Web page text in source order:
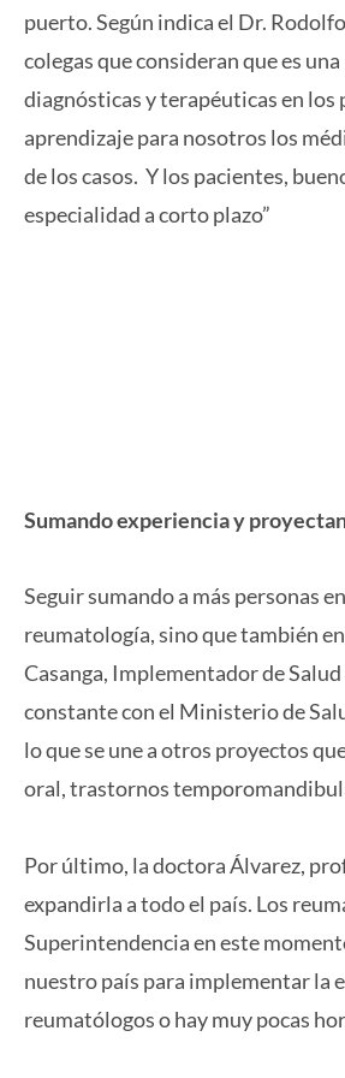
puerto. Según indica el Dr.
colegas que consideran que es
diagnósticas y terapéuticas en los
aprendizaje para nosotros los
de los casos. Y los pacientes,
especialidad a corto plazo”
Sumando experiencia y
Seguir sumando a más personas
reumatología, sino que también
Casanga, Implementador de
constante con el Ministerio de
lo que se une a otros proyectos
oral, trastornos
Por último, la doctora Álvarez,
expandirla a todo el país. Los
Superintendencia en este
nuestro país para implementar la
reumatólogos o hay muy pocas